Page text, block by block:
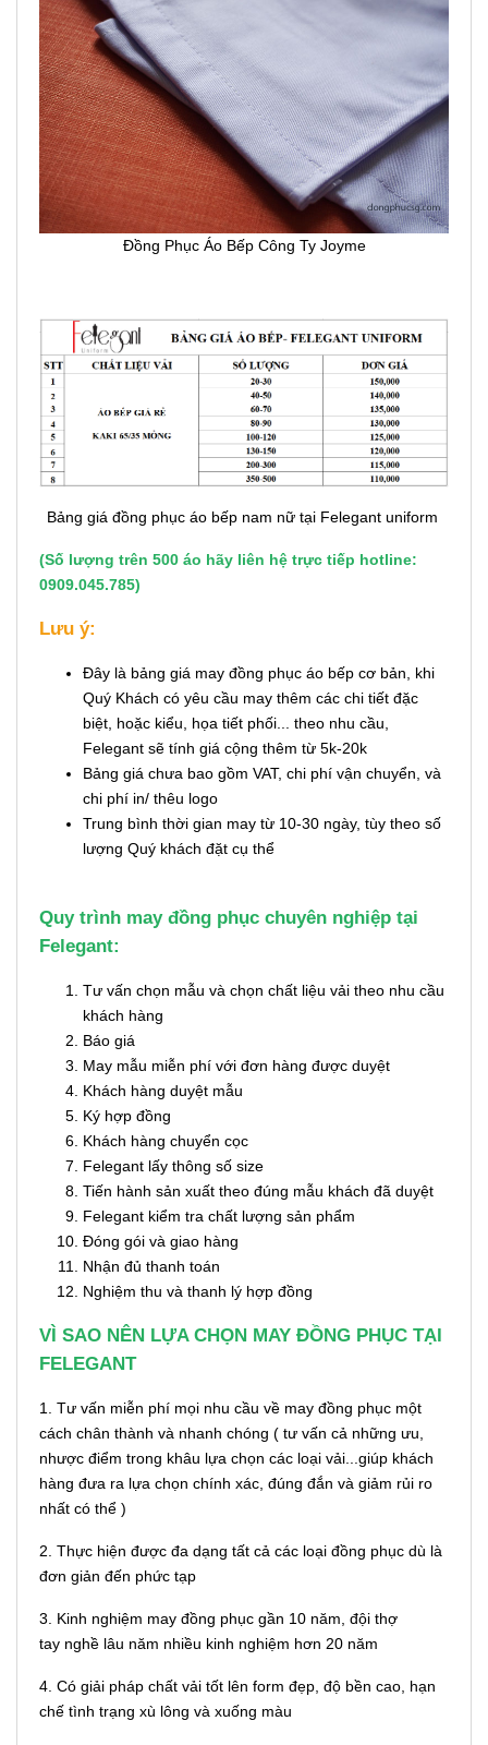
Đồng Phục Áo Bếp Công Ty Joyme
Bảng giá đồng phục áo bếp nam nữ tại Felegant uniform
(Số lượng trên 500 áo hãy liên hệ trực tiếp hotline:
0909.045.785)
Lưu ý:
Đây là bảng giá may đồng phục áo bếp cơ bản, khi
Quý Khách có yêu cầu may thêm các chi tiết đặc
biệt, hoặc kiểu, họa tiết phối... theo nhu cầu,
Felegant sẽ tính giá cộng thêm từ 5k-20k
Bảng giá chưa bao gồm VAT, chi phí vận chuyển, và
chi phí in/ thêu logo
Trung bình thời gian may từ 10-30 ngày, tùy theo số
lượng Quý khách đặt cụ thể
Quy trình may đồng phục chuyên nghiệp tại
Felegant:
Tư vấn chọn mẫu và chọn chất liệu vải theo nhu cầu
khách hàng
Báo giá
May mẫu miễn phí với đơn hàng được duyệt
Khách hàng duyệt mẫu
Ký hợp đồng
Khách hàng chuyển cọc
Felegant lấy thông số size
Tiến hành sản xuất theo đúng mẫu khách đã duyệt
Felegant kiểm tra chất lượng sản phẩm
Đóng gói và giao hàng
Nhận đủ thanh toán
Nghiệm thu và thanh lý hợp đồng
VÌ SAO NÊN LỰA CHỌN MAY ĐỒNG PHỤC TẠI
FELEGANT
1. Tư vấn miễn phí mọi nhu cầu về may đồng phục một
cách chân thành và nhanh chóng ( tư vấn cả những ưu,
nhược điểm trong khâu lựa chọn các loại vải...giúp khách
hàng đưa ra lựa chọn chính xác, đúng đắn và giảm rủi ro
nhất có thể )
2. Thực hiện được đa dạng tất cả các loại đồng phục dù là
đơn giản đến phức tạp
3. Kinh nghiệm may đồng phục gần 10 năm, đội thợ
tay nghề lâu năm nhiều kinh nghiệm hơn 20 năm
4. Có giải pháp chất vải tốt lên form đẹp, độ bền cao, hạn
chế tình trạng xù lông và xuống màu